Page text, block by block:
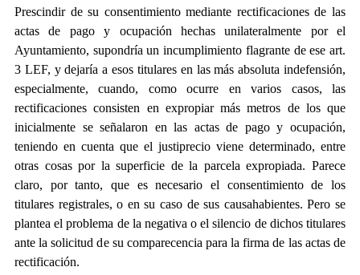
Prescindir de su consentimiento mediante rectificaciones de las
actas de pago y ocupación hechas unilateralmente por el
Ayuntamiento, supondría un incumplimiento flagrante de ese art.
3 LEF, y dejaría a esos titulares en las más absoluta indefensión,
especialmente, cuando, como ocurre en varios casos, las
rectificaciones consisten en expropiar más metros de los que
inicialmente se señalaron en las actas de pago y ocupación,
teniendo en cuenta que el justiprecio viene determinado, entre
otras cosas por la superficie de la parcela expropiada. Parece
claro, por tanto, que es necesario el consentimiento de los
titulares registrales, o en su caso de sus causahabientes. Pero se
plantea el problema de la negativa o el silencio de dichos titulares
ante la solicitud de su comparecencia para la firma de las actas de
rectificación.